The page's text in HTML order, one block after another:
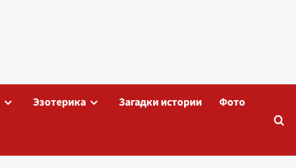
Эзотерика Загадки истории Фото